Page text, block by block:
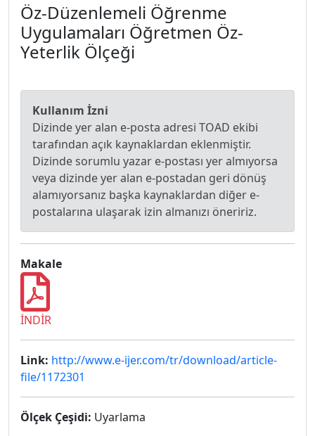
Öz-Düzenlemeli Öğrenme
Uygulamaları Öğretmen Öz-
Yeterlik Ölçeği
Kullanım İzni
Dizinde yer alan e-posta adresi TOAD ekibi
tarafından açık kaynaklardan eklenmiştir.
Dizinde sorumlu yazar e-postası yer almıyorsa
veya dizinde yer alan e-postadan geri dönüş
alamıyorsanız başka kaynaklardan diğer e-
postalarına ulaşarak izin almanızı öneririz.
Makale
İNDİR
Link: http://www.e-ijer.com/tr/download/article-
file/1172301
Ölçek Çeşidi: Uyarlama